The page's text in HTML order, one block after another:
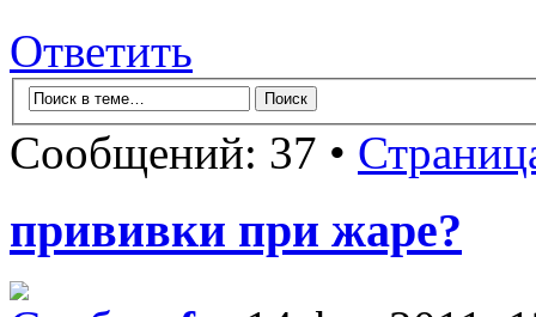
Ответить
Сообщений: 37 •
прививки при жаре?